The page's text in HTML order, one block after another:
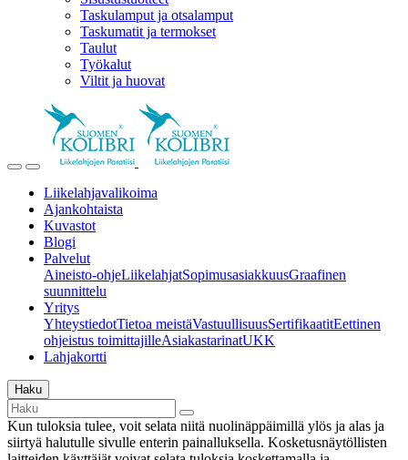
Taskulamput ja otsalamput
Taskumatit ja termokset
Taulut
Työkalut
Viltit ja huovat
Liikelahjavalikoima
Ajankohtaista
Kuvastot
Blogi
Palvelut
Aineisto-ohjeLiikelahjatSopimusasiakkuusGraafinen
suunnittelu
Yritys
YhteystiedotTietoa meistäVastuullisuusSertifikaatitEettinen
ohjeistus toimittajilleAsiakastarinatUKK
Lahjakortti
Haku
Kun tuloksia tulee, voit selata niitä nuolinäppäimillä ylös ja alas ja
siirtyä halutulle sivulle enterin painalluksella. Kosketusnäytöllisten